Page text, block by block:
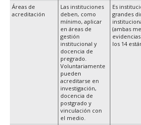
Áreas de
acreditación
Las instituciones
deben, como
mínimo, aplicar
en áreas de
gestión
institucional y
docencia de
pregrado.
Voluntariamente
pueden
acreditarse en
investigación,
docencia de
postgrado y
vinculación con
el medio.
Es
grandes
(ambas
los 14